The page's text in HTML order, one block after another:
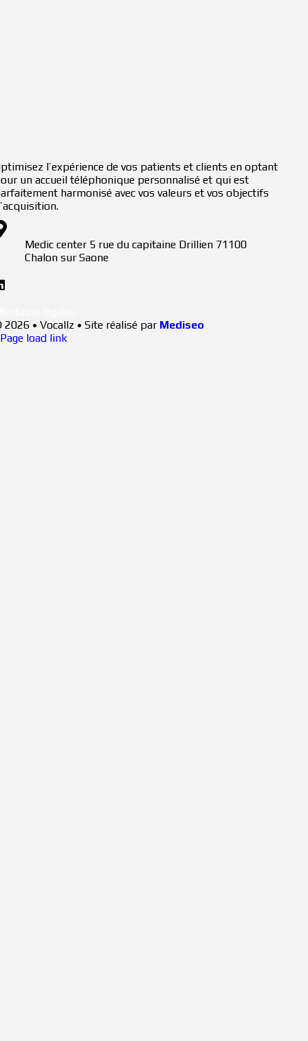
l’expérience de vos patients et clients en optant
un accueil téléphonique personnalisé et qui est
harmonisé avec vos valeurs et vos objectifs
Medic center 5 rue du capitaine Drillien 71100
Chalon sur Saone
2026 • Vocallz • Site réalisé par Mediseo
Page load link